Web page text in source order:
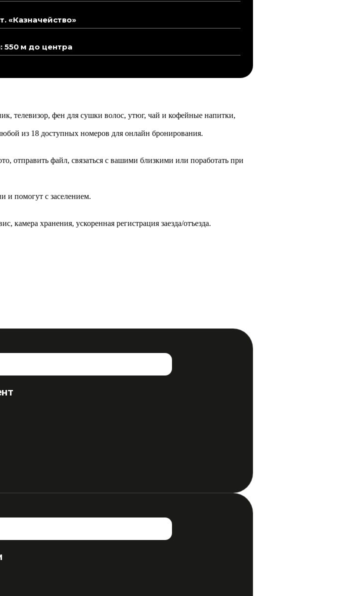
«Казначейство»
м до центра
телевизор, фен для сушки волос, утюг, чай и кофейные напитки,
из 18 доступных номеров для онлайн бронирования.
отправить файл, связаться с вашими близкими или поработать при
и помогут с заселением.
камера хранения, ускоренная регистрация заезда/отъезда.